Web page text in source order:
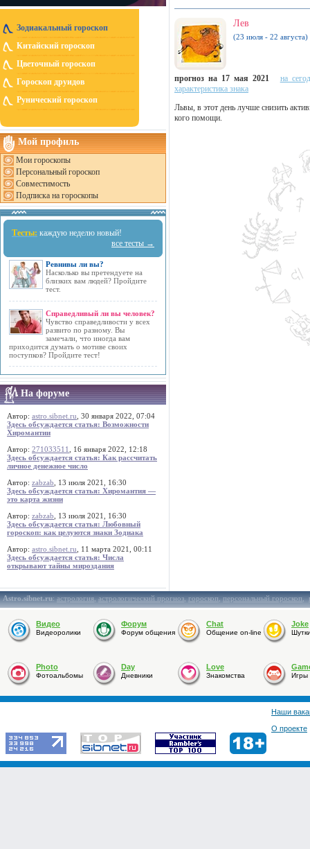
Зодиакальный гороскоп
Китайский гороскоп
Цветочный гороскоп
Гороскоп друидов
Рунический гороскоп
Мой профиль
Мои гороскопы
Персональный гороскоп
Совместимость
Подписка на гороскопы
Тесты: каждую неделю новый!
все тесты →
Ревнивы ли вы?
Насколько вы претендуете на
близких вам людей? Пройдите
тест.
Справедливый ли вы человек?
Чувство справедливости у всех
развито по разному. Вы
замечали, что иногда вам
приходится думать о мотиве своих
поступков? Пройдите тест!
На форуме
Автор: astro.sibnet.ru , 30 января 2022, 07:04
Здесь обсуждается статья: Возможности
Хиромантии
Автор: 271033511
, 16 января 2022, 12:18
Здесь обсуждается статья: Как рассчитать
личное денежное число
Автор: zabzab , 13 июля 2021, 16:30
Здесь обсуждается статья: Хиромантия —
это карта жизни
Автор: zabzab , 13 июля 2021, 16:30
Здесь обсуждается статья: Любовный
гороскоп: как целуются знаки Зодиака
Автор: astro.sibnet.ru , 11 марта 2021, 00:11
Здесь обсуждается статья: Числа
открывают тайны мироздания
Лев
(23 июля - 22 августа)
прогноз на 17 мая 2021
на
характеристика знака
Львы, в этот день лучше снизить
кого помощи.
Astro.sibnet.ru:астрология,астрологический прогноз,гороскоп,персональный гороскоп,
Видео
Видеоролики
Форум
Форум общения
Chat
Общение on-line
Joke
Photo
Фотоальбомы
Day
Дневники
Love
Знакомства Игры
Наши
О проекте